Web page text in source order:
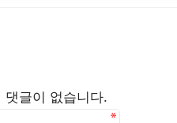
댓글이 없습니다.